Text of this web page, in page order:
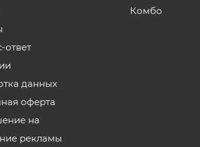
ответ
данных
оферта
на
рекламы
Комбо